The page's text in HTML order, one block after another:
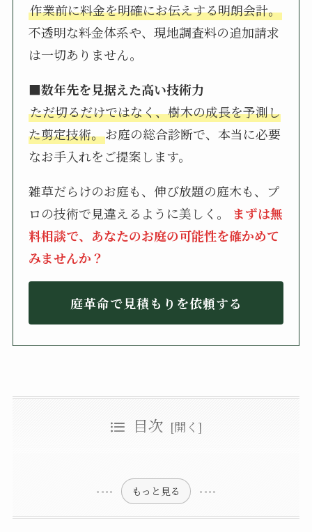
作業前に料金を明確にお伝えする明朗会計。
不透明な料金体系や、現地調査料の追加請求
は一切ありません。
■数年先を見据えた高い技術力
ただ切るだけではなく、樹木の成長を予測し
た剪定技術。お庭の総合診断で、本当に必要
なお手入れをご提案します。
雑草だらけのお庭も、伸び放題の庭木も、プ
ロの技術で見違えるように美しく。
まずは無
料相談で、あなたのお庭の可能性を確かめて
みませんか？
庭革命で見積もりを依頼する
目次
まき（槇）の木の育て方①：植え付け
まき（槇）の木の育て方②：日当たり
まき（槇）の木の育て方③：水はけ
もっと見る